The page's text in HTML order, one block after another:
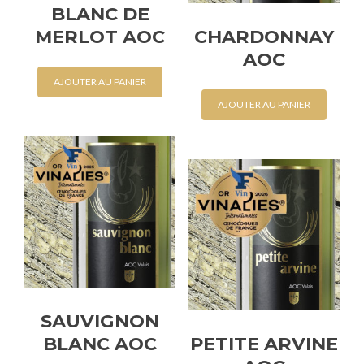
produit
du
BLANC DE
MERLOT AOC
AJOUTER AU PANIER
CHARDONNAY
AOC
AJOUTER AU PANIER
SAUVIGNON
BLANC AOC
PETITE ARVINE